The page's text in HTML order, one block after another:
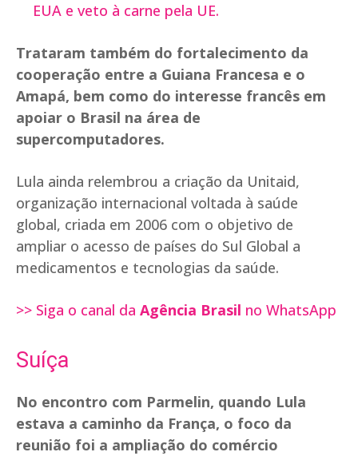
EUA e veto à carne pela UE.
Trataram também do fortalecimento da
cooperação entre a Guiana Francesa e o
Amapá, bem como do interesse francês em
apoiar o Brasil na área de
supercomputadores.
Lula ainda relembrou a criação da Unitaid,
organização internacional voltada à saúde
global, criada em 2006 com o objetivo de
ampliar o acesso de países do Sul Global a
medicamentos e tecnologias da saúde.
>> Siga o canal da Agência Brasil no WhatsApp
Suíça
No encontro com Parmelin, quando Lula
estava a caminho da França, o foco da
reunião foi a ampliação do comércio